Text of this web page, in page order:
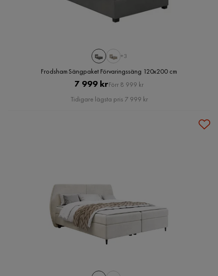
+3
Frodsham Sängpaket Förvaringssäng 120x200 cm
Pris
7 999 krOriginal
Pris
Förr 8 999 kr
Tidigare lägsta pris 7 999 kr